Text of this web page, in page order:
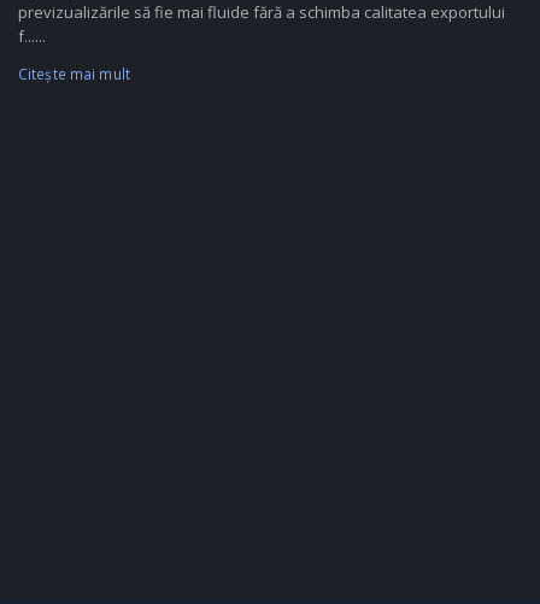
previzualizările să fie mai fluide fără a schimba calitatea exportului
f......
Citeşte mai mult